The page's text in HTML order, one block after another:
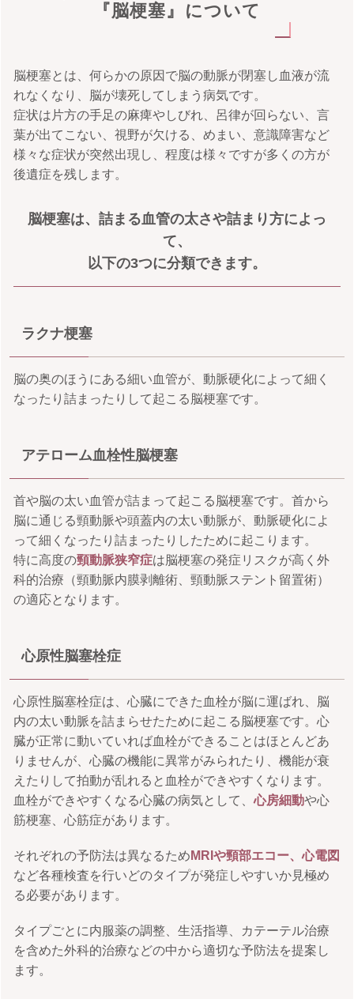
『脳梗塞』について
脳梗塞とは、何らかの原因で脳の動脈が閉塞し血液が流
れなくなり、脳が壊死してしまう病気です。
症状は片方の手足の麻痺やしびれ、呂律が回らない、言
葉が出てこない、視野が欠ける、めまい、意識障害など
様々な症状が突然出現し、程度は様々ですが多くの方が
後遺症を残します。
脳梗塞は、詰まる血管の太さや詰まり方によっ
て、
以下の3つに分類できます。
ラクナ梗塞
脳の奥のほうにある細い血管が、動脈硬化によって細く
なったり詰まったりして起こる脳梗塞です。
アテローム血栓性脳梗塞
首や脳の太い血管が詰まって起こる脳梗塞です。首から
脳に通じる頸動脈や頭蓋内の太い動脈が、動脈硬化によ
って細くなったり詰まったりしたために起こります。
特に高度の頸動脈狭窄症は脳梗塞の発症リスクが高く外
科的治療（頸動脈内膜剥離術、頸動脈ステント留置術）
の適応となります。
心原性脳塞栓症
心原性脳塞栓症は、心臓にできた血栓が脳に運ばれ、脳
内の太い動脈を詰まらせたために起こる脳梗塞です。心
臓が正常に動いていれば血栓ができることはほとんどあ
りませんが、心臓の機能に異常がみられたり、機能が衰
えたりして拍動が乱れると血栓ができやすくなります。
血栓ができやすくなる心臓の病気として、心房細動や心
筋梗塞、心筋症があります。
それぞれの予防法は異なるため MRIや頸部エコー、心電図
など各種検査を行いどのタイプが発症しやすいか見極め
る必要があります。
タイプごとに内服薬の調整、生活指導、カテーテル治療
を含めた外科的治療などの中から適切な予防法を提案し
ます。